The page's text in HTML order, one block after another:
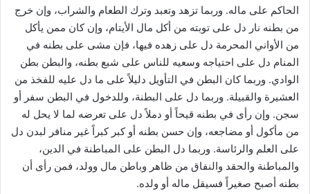
الحاكم على ماله. وربما تزهد وتعبد وترك الطعام والشراب، وإن خرج
من بطنه نار دل على توبته من أكل مال الأيتام، وإن كان ممن يأكل
من الأواني المحرمة دل على زهده فيها، فإن مشى على بطنه في
المنام دل على احتياجه وسعيه للناس على شبع بطنه، والبطن بطن
الوادي. وربما كان البطن في التأويل دليلاً على ما دل عليه للفخذ من
العشيرة والقبيلة. وربما دل على البطنة، وللدخول في البطن سفر أو
سجن. وإن رأى في بطنه قيحاً أو دملاً دل على تعرضه لما لا يحل له
من مأكول أو مضاجعه، وإن حسن بطنه أو كبر كبراً غير منافر لبدن دل
على العلم والرئاسة. وربما دل البطن على المباطنة في الدين،
والمباطنة والحقد والنفاق من ظاهر وباطن مال وولد، فمن رأى أن
بطنه أصبح صغيراً فسيقل ماله أو ولده.